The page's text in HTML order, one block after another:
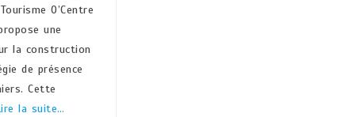
O’Centre
une
la construction
de présence
Cette
la suite…